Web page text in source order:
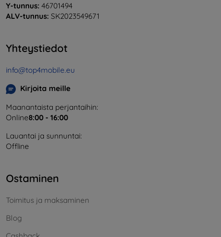
Y-tunnus: 46701494
ALV-tunnus: SK2023549671
Yhteystiedot
info@top4mobile.eu
Kirjoita meille
Maanantaista perjantaihin:
Online8:00 - 16:00
Lauantai ja sunnuntai:
Offline
Ostaminen
Toimitus ja maksaminen
Blog